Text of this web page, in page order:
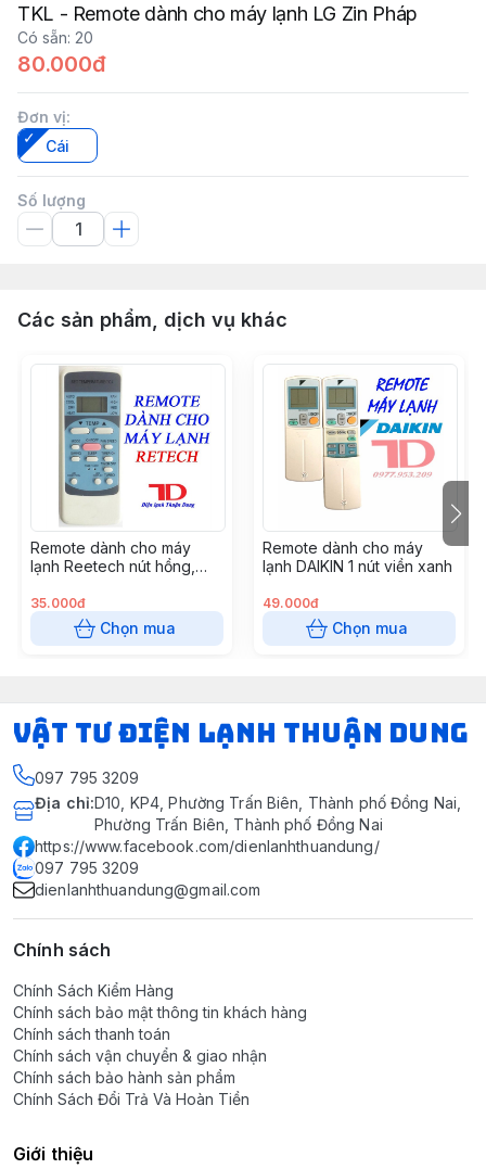
TKL - Remote dành cho máy lạnh LG Zin Pháp
Có sẵn: 20
80.000đ
Đơn vị:
Cái
Số lượng
Các sản phẩm, dịch vụ khác
Remote dành cho máy
lạnh Reetech nút hồng,
GH - RT04
35.000đ
Chọn mua
Remote dành cho máy
lạnh DAIKIN 1 nút viền xanh
49.000đ
Chọn mua
VẬT TƯ ĐIỆN LẠNH THUẬN DUNG
097 795 3209
Địa chỉ:D10, KP4, Phường Trấn Biên, Thành phố Đồng Nai,
Phường Trấn Biên, Thành phố Đồng Nai
https://www.facebook.com/dienlanhthuandung/
097 795 3209
dienlanhthuandung@gmail.com
Chính sách
Chính Sách Kiểm Hàng
Chính sách bảo mật thông tin khách hàng
Chính sách thanh toán
Chính sách vận chuyển & giao nhận
Chính sách bảo hành sản phẩm
Chính Sách Đổi Trả Và Hoàn Tiền
Giới thiệu